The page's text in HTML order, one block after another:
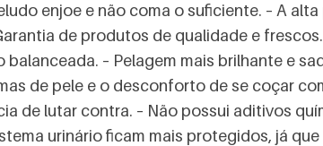
enjoe e não coma o suficiente. – A
de produtos de qualidade e
– Pelagem mais brilhante e
de pele e o desconforto de se coçar
de lutar contra. – Não possui aditivos
urinário ficam mais protegidos, já